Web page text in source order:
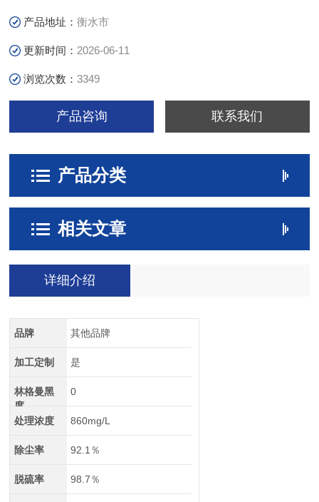
产品地址：衡水市
更新时间： 2026-06-11
浏览次数：3349
产品咨询 联系我们
产品分类
相关文章
详细介绍
品牌 其他品牌
加工定制 是
林格曼黑
度
0
处理浓度 860mg/L
除尘率 92.1％
脱硫率 98.7％